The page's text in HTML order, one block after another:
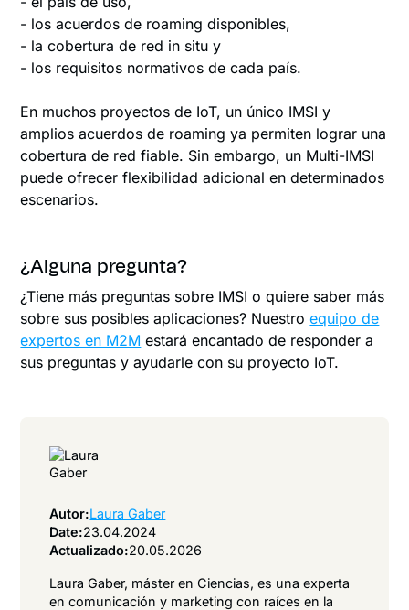
- los acuerdos de roaming disponibles,
- la cobertura de red in situ y
- los requisitos normativos de cada país.
En muchos proyectos de IoT, un único IMSI y
amplios acuerdos de roaming ya permiten lograr una
cobertura de red fiable. Sin embargo, un Multi-IMSI
puede ofrecer flexibilidad adicional en determinados
escenarios.
¿Alguna pregunta?
¿Tiene más preguntas sobre IMSI o quiere saber más
sobre sus posibles aplicaciones? Nuestroequipo de
expertos en M2M estará encantado de responder a
sus preguntas y ayudarle con su proyecto IoT.
Autor:Laura Gaber
Date:23.04.2024
Actualizado:20.05.2026
Laura Gaber, máster en Ciencias, es una experta
en comunicación y marketing con raíces en la